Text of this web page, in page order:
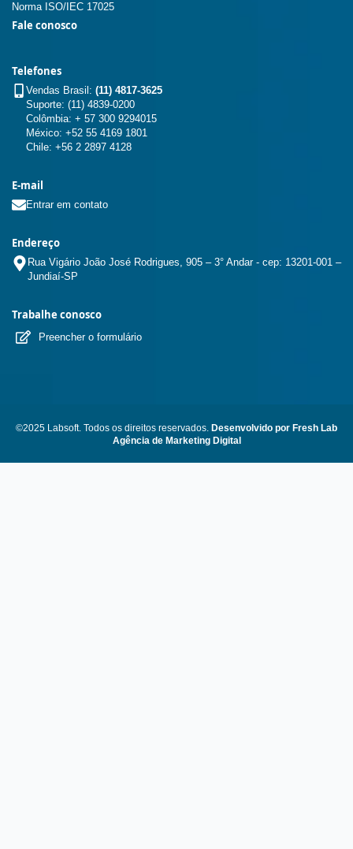
Norma ISO/IEC 17025
Fale conosco
Telefones
Vendas Brasil: (11) 4817-3625
Suporte: (11) 4839-0200
Colômbia: + 57 300 9294015
México: +52 55 4169 1801
Chile: +56 2 2897 4128
E-mail
Entrar em contato
Endereço
Rua Vigário João José Rodrigues, 905 – 3° Andar - cep: 13201-001 –
Jundiaí-SP
Trabalhe conosco
Preencher o formulário
©2025 Labsoft. Todos os direitos reservados. Desenvolvido por Fresh Lab
Agência de Marketing Digital